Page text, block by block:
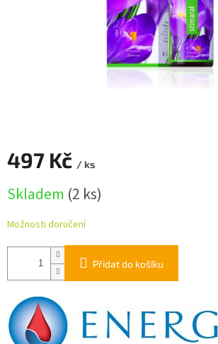
497 Kč / ks
cena:
Skladem (2 ks)
Možnosti doručení
Přidat do košíku